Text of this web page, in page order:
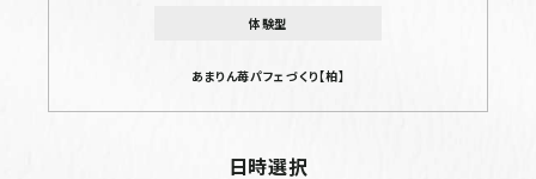
体験型
あまりん苺パフェづくり【柏】
日時選択